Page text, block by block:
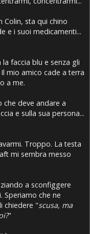
Colin, sta qui chino
e i suoi medicamenti...
faccia blu e senza gli
mio amico cade a terra
a me.
deve andare a
e sulla sua persona...
Troppo. La testa
mi sembra messo
a sconfiggere
Speriamo che ne
chiedere "scusa, ma
"